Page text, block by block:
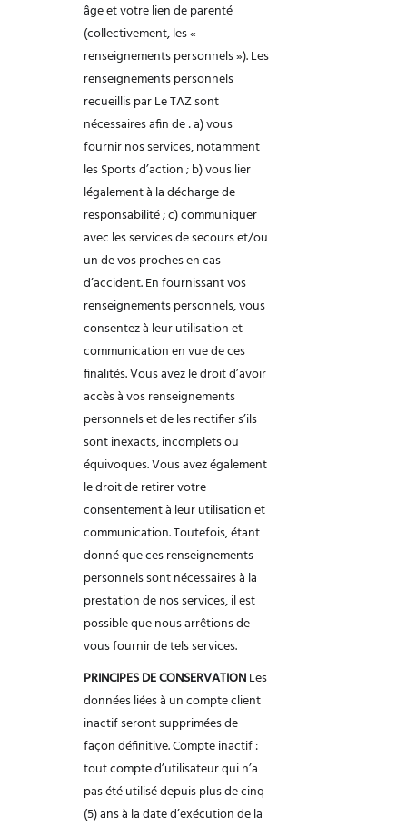
âge etvotre lien de parenté
(collectivement, les «
renseignements personnels »).Les
renseignements personnels
recueillis par Le TAZ sont
nécessaires afin de :a) vous
fournir nos services, notamment
les Sports d’action ;b) vous lier
légalement à la décharge de
responsabilité ;c) communiquer
avec les services de secours et/ou
un de vos proches encas
d’accident.En fournissant vos
renseignements personnels, vous
consentez à leur utilisationet
communication en vue de ces
finalités.Vous avez le droit d’avoir
accès à vos renseignements
personnels et de les rectifier s’ils
sont inexacts, incomplets ou
équivoques. Vous avez également
le droit de retirer votre
consentement à leur utilisation et
communication. Toutefois, étant
donné que cesrenseignements
personnels sont nécessaires à la
prestation de nos services, il est
possible que nous arrêtions de
vous fournir de tels services.
PRINCIPES DE CONSERVATIONLes
données liées à un compte client
inactif seront supprimées de
façon définitive.Compte inactif :
tout compte d’utilisateur qui n’a
pas été utilisé depuis plus de cinq
(5) ans à la date d’exécution de la